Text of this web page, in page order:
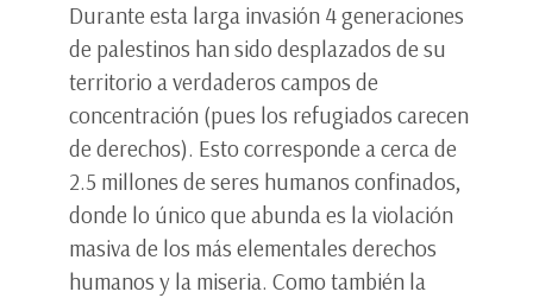
Durante esta larga invasión 4 generaciones
de palestinos han sido desplazados de su
territorio a verdaderos campos de
concentración (pues los refugiados carecen
de derechos). Esto corresponde a cerca de
2.5 millones de seres humanos confinados,
donde lo único que abunda es la violación
masiva de los más elementales derechos
humanos y la miseria. Como también la